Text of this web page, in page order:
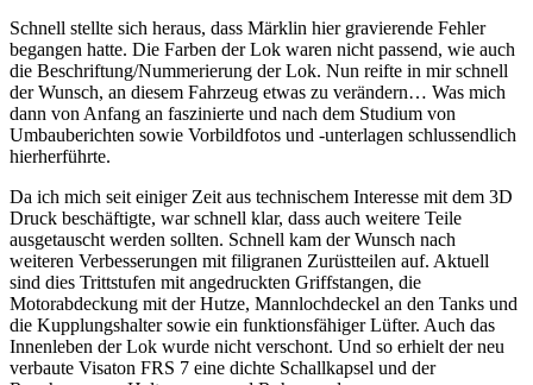
Schnell stellte sich heraus, dass Märklin hier gravierende Fehler
begangen hatte. Die Farben der Lok waren nicht passend, wie auch
die Beschriftung/Nummerierung der Lok. Nun reifte in mir schnell
der Wunsch, an diesem Fahrzeug etwas zu verändern… Was mich
dann von Anfang an faszinierte und nach dem Studium von
Umbauberichten sowie Vorbildfotos und -unterlagen schlussendlich
hierherführte.
Da ich mich seit einiger Zeit aus technischem Interesse mit dem 3D
Druck beschäftigte, war schnell klar, dass auch weitere Teile
ausgetauscht werden sollten. Schnell kam der Wunsch nach
weiteren Verbesserungen mit filigranen Zurüstteilen auf. Aktuell
sind dies Trittstufen mit angedruckten Griffstangen, die
Motorabdeckung mit der Hutze, Mannlochdeckel an den Tanks und
die Kupplungshalter sowie ein funktionsfähiger Lüfter. Auch das
Innenleben der Lok wurde nicht verschont. Und so erhielt der neu
verbaute Visaton FRS 7 eine dichte Schallkapsel und der